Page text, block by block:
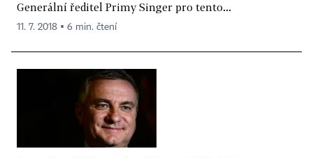
Generální ředitel Primy Singer pro tento...
11. 7. 2018 ▪ 6 min. čtení